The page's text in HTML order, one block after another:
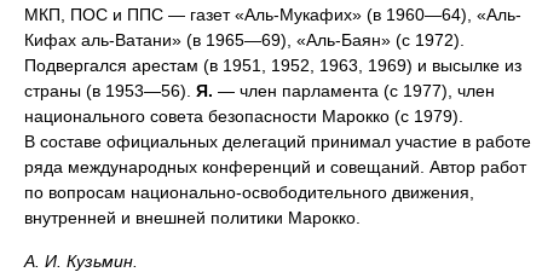
МКП, ПОС и ППС — газет «Аль-Мукафих» (в 1960—64), «Аль-
Кифах аль-Ватани» (в 1965—69), «Аль-Баян» (с 1972).
Подвергался арестам (в 1951, 1952, 1963, 1969) и высылке из
страны (в 1953—56). Я. — член парламента (с 1977), член
национального совета безопасности Марокко (с 1979).
В составе официальных делегаций принимал участие в работе
ряда международных конференций и совещаний. Автор работ
по вопросам национально-освободительного движения,
внутренней и внешней политики Марокко.
А. И. Кузьмин.